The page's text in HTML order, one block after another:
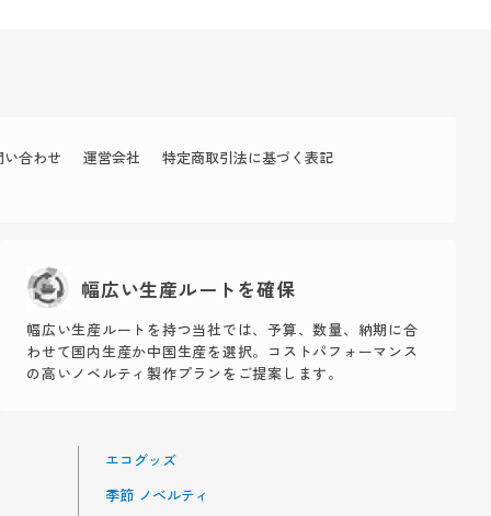
い合わせ 運営会社 特定商取引法に基づく表記
幅広い生産ルートを確保
幅広い生産ルートを持つ当社では、予算、数量、納期に合
わせて国内生産か中国生産を選択。コストパフォーマンス
の高いノベルティ製作プランをご提案します。
エコグッズ
季節 ノベルティ